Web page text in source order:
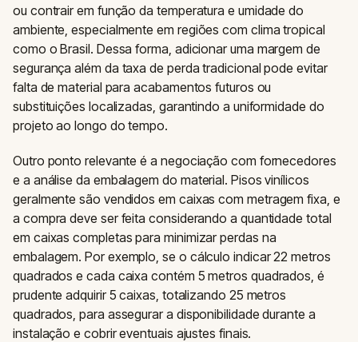
ou contrair em função da temperatura e umidade do
ambiente, especialmente em regiões com clima tropical
como o Brasil. Dessa forma, adicionar uma margem de
segurança além da taxa de perda tradicional pode evitar
falta de material para acabamentos futuros ou
substituições localizadas, garantindo a uniformidade do
projeto ao longo do tempo.
Outro ponto relevante é a negociação com fornecedores
e a análise da embalagem do material. Pisos vinílicos
geralmente são vendidos em caixas com metragem fixa, e
a compra deve ser feita considerando a quantidade total
em caixas completas para minimizar perdas na
embalagem. Por exemplo, se o cálculo indicar 22 metros
quadrados e cada caixa contém 5 metros quadrados, é
prudente adquirir 5 caixas, totalizando 25 metros
quadrados, para assegurar a disponibilidade durante a
instalação e cobrir eventuais ajustes finais.